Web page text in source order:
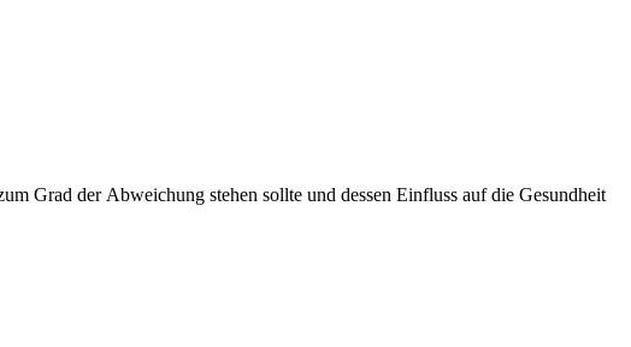
Grad der Abweichung stehen sollte und dessen Einfluss auf die Gesundheit